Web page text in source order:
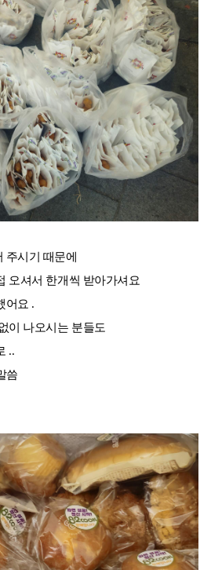
주시기 때문에
오셔서 한개씩 받아가셔요
어요 .
이 나오시는 분들도
..
씀